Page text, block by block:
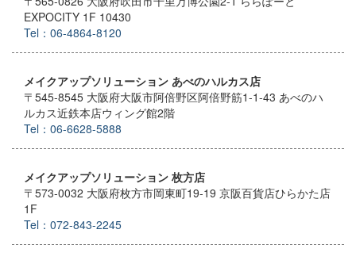
EXPOCITY 1F 10430
Tel：06-4864-8120
メイクアップソリューション あべのハルカス店
〒545-8545 大阪府大阪市阿倍野区阿倍野筋1-1-43 あべのハ
ルカス近鉄本店ウィング館2階
Tel：06-6628-5888
メイクアップソリューション 枚方店
〒573-0032 大阪府枚方市岡東町19-19 京阪百貨店ひらかた店
1F
Tel：072-843-2245